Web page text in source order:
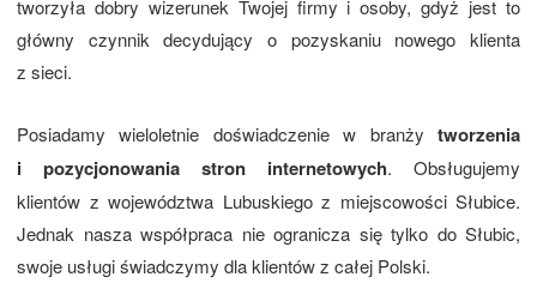
tworzyła dobry wizerunek Twojej firmy i osoby, gdyż jest to
główny czynnik decydujący o pozyskaniu nowego klienta
z sieci.
Posiadamy wieloletnie doświadczenie w branży tworzenia
i pozycjonowania stron internetowych. Obsługujemy
klientów z województwa Lubuskiego z miejscowości Słubice.
Jednak nasza współpraca nie ogranicza się tylko do Słubic,
swoje usługi świadczymy dla klientów z całej Polski.